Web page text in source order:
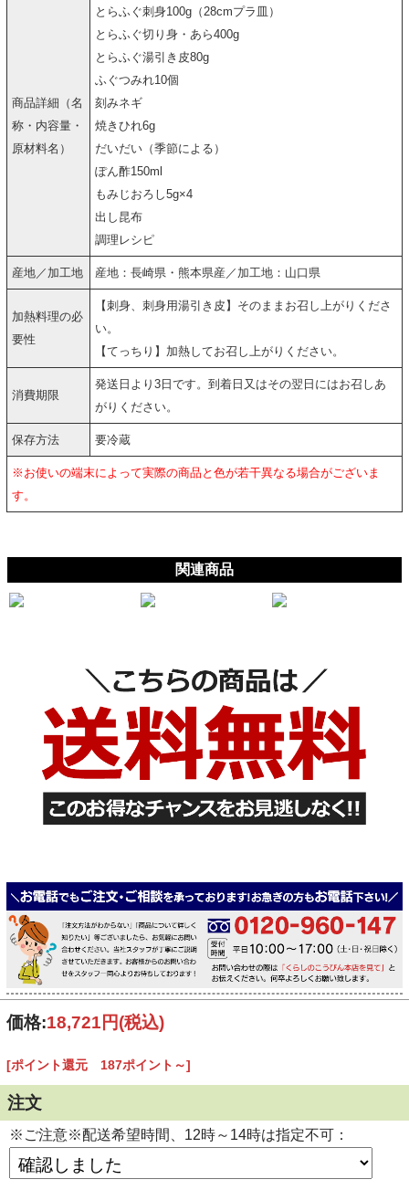
商品詳細（名
称・内容量・
原材料名）
とらふぐ刺身100g（28cmプラ皿）
とらふぐ切り身・あら400g
とらふぐ湯引き皮80g
ふぐつみれ10個
刻みネギ
焼きひれ6g
だいだい（季節による）
ぽん酢150ml
もみじおろし5g×4
出し昆布
調理レシピ
産地／加工地 産地：長崎県・熊本県産／加工地：山口県
加熱料理の必
要性
【刺身、刺身用湯引き皮】そのままお召し上がりくださ
い。
【てっちり】加熱してお召し上がりください。
消費期限
発送日より3日です。到着日又はその翌日にはお召しあ
がりください。
保存方法 要冷蔵
※お使いの端末によって実際の商品と色が若干異なる場合がございま
す。
関連商品
価格:18,721円(税込)
[ポイント還元 187ポイント～]
注文
※ご注意※配送希望時間、12時～14時は指定不可：